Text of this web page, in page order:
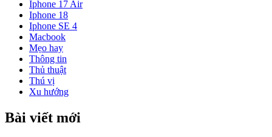
Iphone 17 Air
Iphone 18
Iphone SE 4
Macbook
Mẹo hay
Thông tin
Thủ thuật
Thú vị
Xu hướng
Bài viết mới